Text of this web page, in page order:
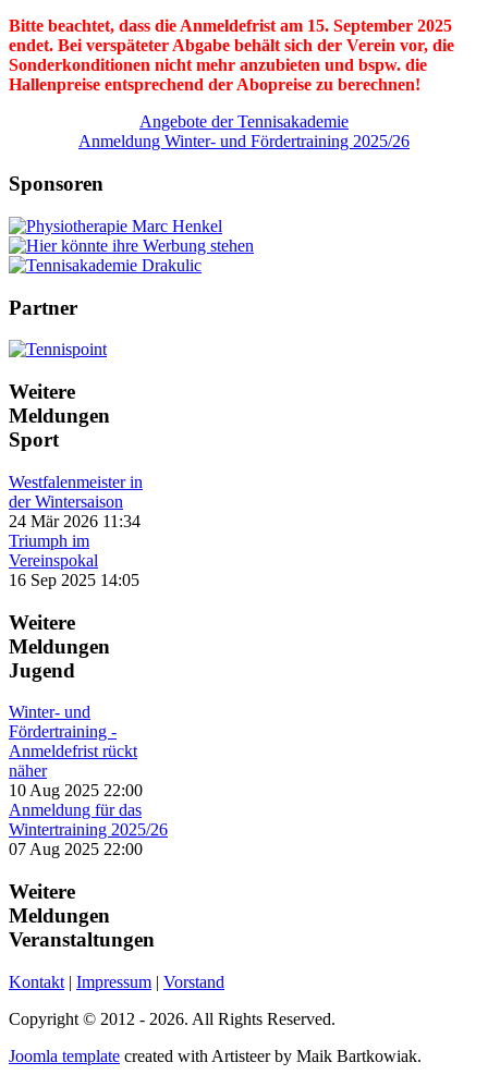
Bitte beachtet, dass die Anmeldefrist am 15. September 2025
endet. Bei verspäteter Abgabe behält sich der Verein vor, die
Sonderkonditionen nicht mehr anzubieten und bspw. die
Hallenpreise entsprechend der Abopreise zu berechnen!
Angebote der Tennisakademie
Anmeldung Winter- und Fördertraining 2025/26
Sponsoren
Partner
Weitere
Meldungen
Sport
Westfalenmeister in
der Wintersaison
24 Mär 2026 11:34
Triumph im
Vereinspokal
16 Sep 2025 14:05
Weitere
Meldungen
Jugend
Winter- und
Fördertraining -
Anmeldefrist rückt
näher
10 Aug 2025 22:00
Anmeldung für das
Wintertraining 2025/26
07 Aug 2025 22:00
Weitere
Meldungen
Veranstaltungen
Kontakt | Impressum | Vorstand
Copyright © 2012 - 2026. All Rights Reserved.
Joomla template created with Artisteer by Maik Bartkowiak.